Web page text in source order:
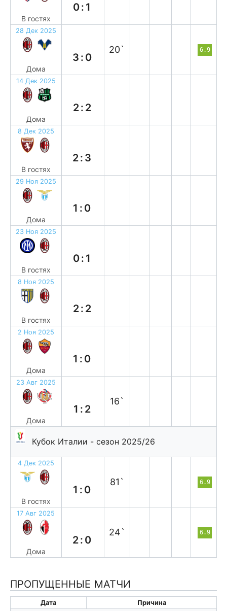
В гостях
0:1
28 Дек 2025
Дома
3:0
20` 6.9
14 Дек 2025
Дома
2:2
8 Дек 2025
В гостях
2:3
29 Ноя 2025
Дома
1:0
23 Ноя 2025
В гостях
0:1
8 Ноя 2025
В гостях
2:2
2 Ноя 2025
Дома
1:0
23 Авг 2025
Дома
1:2
16`
Кубок Италии - сезон 2025/26
4 Дек 2025
В гостях
1:0
81` 6.9
17 Авг 2025
Дома
2:0
24` 6.9
ПРОПУЩЕННЫЕ МАТЧИ
Дата Причина